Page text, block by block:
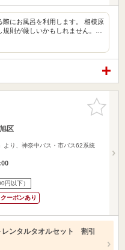
際にお風呂を利用します。 相模原
則が厳しいかもしれません。…
お気に入
りに追加
区
より、神奈中バス・市バス62系統
円以下）
クーポンあり
レンタルタオルセット 割引